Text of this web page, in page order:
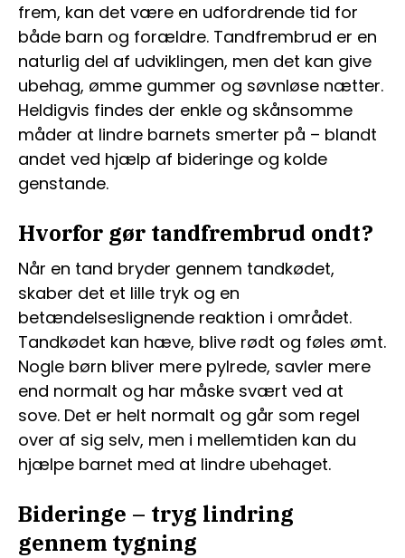
frem, kan det være en udfordrende tid for
både barn og forældre. Tandfrembrud er en
naturlig del af udviklingen, men det kan give
ubehag, ømme gummer og søvnløse nætter.
Heldigvis findes der enkle og skånsomme
måder at lindre barnets smerter på – blandt
andet ved hjælp af bideringe og kolde
genstande.
Hvorfor gør tandfrembrud ondt?
Når en tand bryder gennem tandkødet,
skaber det et lille tryk og en
betændelseslignende reaktion i området.
Tandkødet kan hæve, blive rødt og føles ømt.
Nogle børn bliver mere pylrede, savler mere
end normalt og har måske svært ved at
sove. Det er helt normalt og går som regel
over af sig selv, men i mellemtiden kan du
hjælpe barnet med at lindre ubehaget.
Bideringe – tryg lindring
gennem tygning